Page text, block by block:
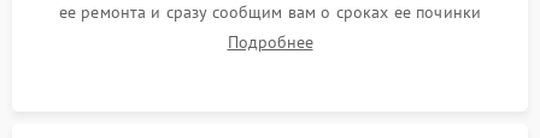
ее ремонта и сразу сообщим вам о сроках ее починки
Подробнее